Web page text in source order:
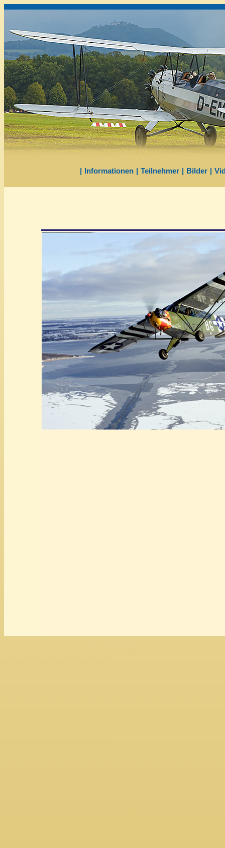
| Informationen | Teilnehmer | Bilder |